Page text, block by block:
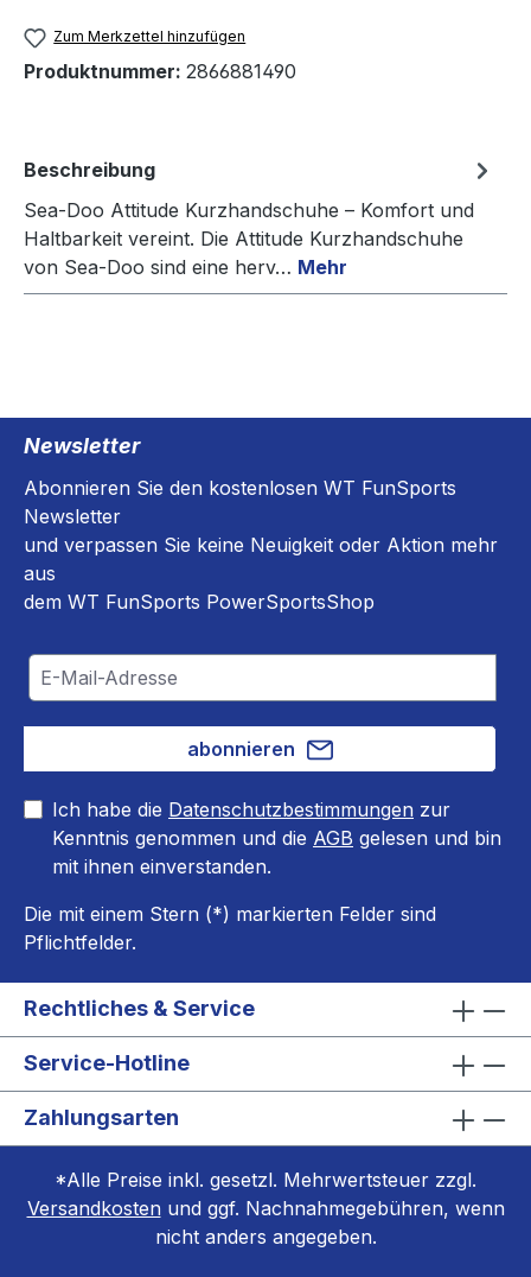
Zum Merkzettel hinzufügen
Produktnummer: 2866881490
Beschreibung
Sea-Doo Attitude Kurzhandschuhe – Komfort und
Haltbarkeit vereint. Die Attitude Kurzhandschuhe
von Sea-Doo sind eine herv… Mehr
Newsletter
Abonnieren Sie den kostenlosen WT FunSports
Newsletter
und verpassen Sie keine Neuigkeit oder Aktion mehr
aus
dem WT FunSports PowerSportsShop
abonnieren
Ich habe die Datenschutzbestimmungen zur
Kenntnis genommen und die AGB gelesen und bin
mit ihnen einverstanden.
Die mit einem Stern (*) markierten Felder sind
Pflichtfelder.
Rechtliches & Service
Service-Hotline
Zahlungsarten
*Alle Preise inkl. gesetzl. Mehrwertsteuer zzgl.
Versandkostenund ggf. Nachnahmegebühren, wenn
nicht anders angegeben.